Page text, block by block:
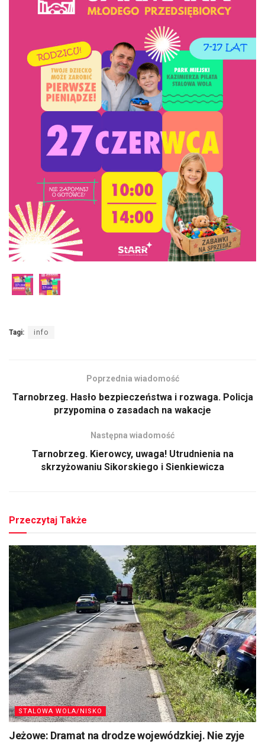
Tagi: info
Poprzednia wiadomość
Tarnobrzeg. Hasło bezpieczeństwa i rozwaga. Policja
przypomina o zasadach na wakacje
Następna wiadomość
Tarnobrzeg. Kierowcy, uwaga! Utrudnienia na
skrzyżowaniu Sikorskiego i Sienkiewicza
Przeczytaj Także
STALOWA WOLA/NISKO
Jeżowe: Dramat na drodze wojewódzkiej. Nie zyje